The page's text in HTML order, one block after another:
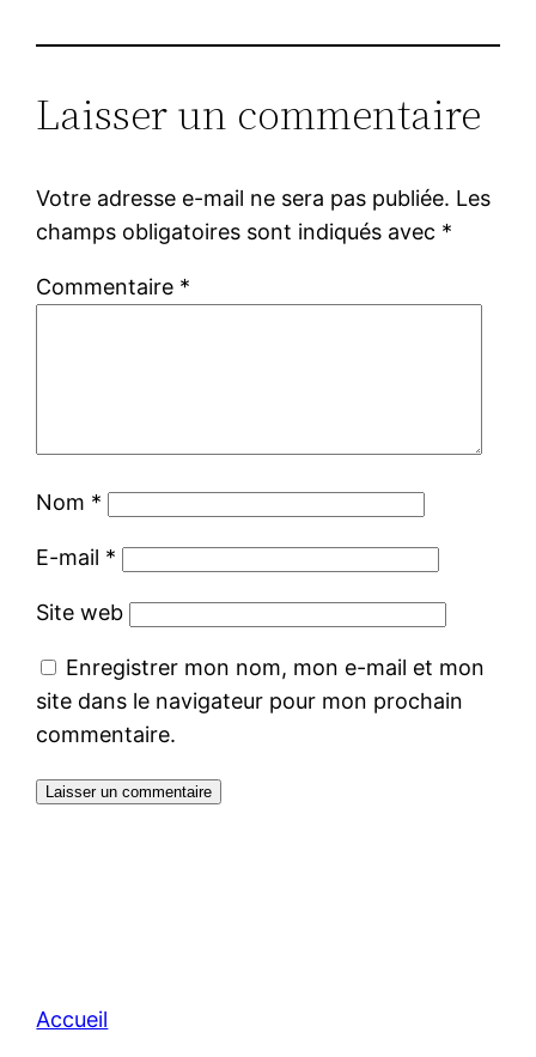
Laisser un commentaire
Votre adresse e-mail ne sera pas publiée. Les
champs obligatoires sont indiqués avec *
Commentaire *
Nom *
E-mail *
Site web
Enregistrer mon nom, mon e-mail et mon
site dans le navigateur pour mon prochain
commentaire.
Accueil